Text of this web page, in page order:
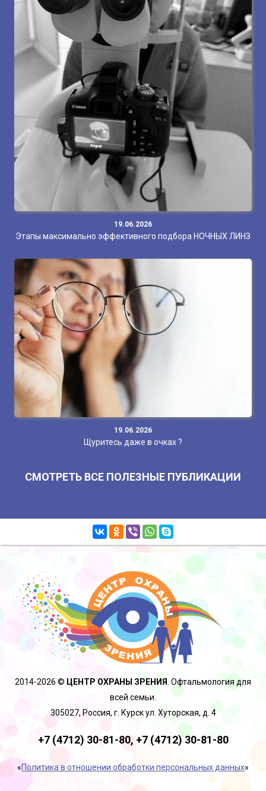
19.06.2026
Этапы максимально эффективного подбора НОЧНЫХ ЛИНЗ
19.06.2026
Щуритесь даже в очках ?
СМОТРЕТЬ ВСЕ ПОЛЕЗНЫЕ ПУБЛИКАЦИИ
2014-2026 © ЦЕНТР ОХРАНЫ ЗРЕНИЯ. Офтальмология для
всей семьи.
305027, Россия, г. Курск ул. Хуторская, д. 4
+7 (4712) 30-81-80, +7 (4712) 30-81-80
«Политика в отношении обработки персональных данных»